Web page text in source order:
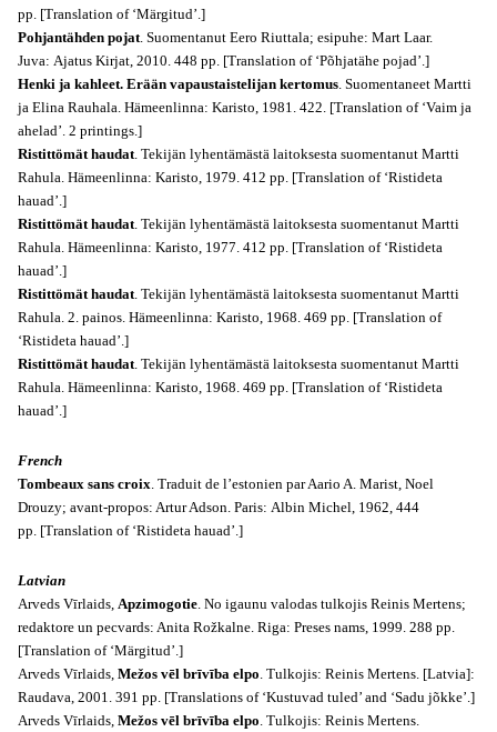
pp. [Translation of ‘Märgitud’.]
Pohjantähden pojat. Suomentanut Eero Riuttala; esipuhe: Mart Laar.
Juva: Ajatus Kirjat, 2010. 448 pp. [Translation of ‘Põhjatähe pojad’.]
Henki ja kahleet. Erään vapaustaistelijan kertomus. Suomentaneet Martti
ja Elina Rauhala. Hämeenlinna: Karisto, 1981. 422. [Translation of ‘Vaim ja
ahelad’. 2 printings.]
Ristittömät haudat. Tekijän lyhentämästä laitoksesta suomentanut Martti
Rahula. Hämeenlinna: Karisto, 1979. 412 pp. [Translation of ‘Ristideta
hauad’.]
Ristittömät haudat. Tekijän lyhentämästä laitoksesta suomentanut Martti
Rahula. Hämeenlinna: Karisto, 1977. 412 pp. [Translation of ‘Ristideta
hauad’.]
Ristittömät haudat. Tekijän lyhentämästä laitoksesta suomentanut Martti
Rahula. 2. painos. Hämeenlinna: Karisto, 1968. 469 pp. [Translation of
‘Ristideta hauad’.]
Ristittömät haudat. Tekijän lyhentämästä laitoksesta suomentanut Martti
Rahula. Hämeenlinna: Karisto, 1968. 469 pp. [Translation of ‘Ristideta
hauad’.]
French
Tombeaux sans croix. Traduit de l’estonien par Aario A. Marist, Noel
Drouzy; avant-propos: Artur Adson. Paris: Albin Michel, 1962, 444
pp. [Translation of ‘Ristideta hauad’.]
Latvian
Arveds Vīrlaids, Apzimogotie. No igaunu valodas tulkojis Reinis Mertens;
redaktore un pecvards: Anita Rožkalne. Riga: Preses nams, 1999. 288 pp.
[Translation of ‘Märgitud’.]
Arveds Vīrlaids, Mežos vēl brīvība elpo. Tulkojis: Reinis Mertens. [Latvia]:
Raudava, 2001. 391 pp. [Translations of ‘Kustuvad tuled’ and ‘Sadu jõkke’.]
Arveds Vīrlaids, Mežos vēl brīvība elpo. Tulkojis: Reinis Mertens.